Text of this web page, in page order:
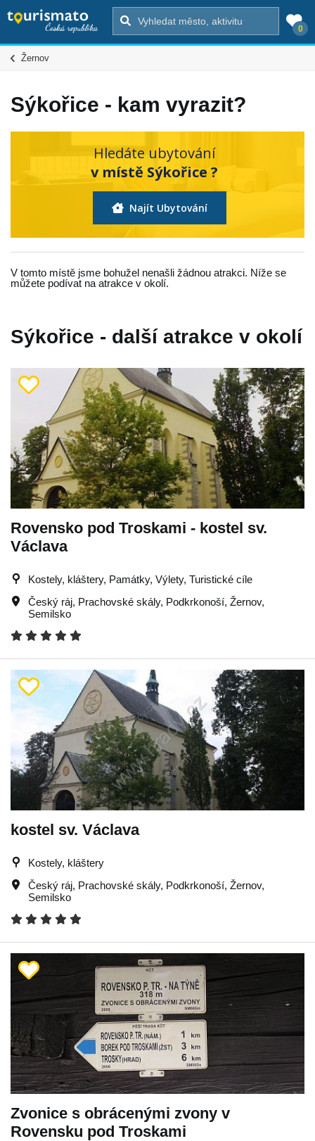
0
Žernov
Sýkořice - kam vyrazit?
Hledáte ubytování
v místě Sýkořice ?
Najít Ubytování
V tomto místě jsme bohužel nenašli žádnou atrakci. Níže se
můžete podívat na atrakce v okolí.
Sýkořice - další atrakce v okolí
Rovensko pod Troskami - kostel sv.
Václava
Kostely, kláštery, Památky, Výlety, Turistické cíle
Český ráj, Prachovské skály, Podkrkonoší, Žernov,
Semilsko
kostel sv. Václava
Kostely, kláštery
Český ráj, Prachovské skály, Podkrkonoší, Žernov,
Semilsko
Zvonice s obrácenými zvony v
Rovensku pod Troskami